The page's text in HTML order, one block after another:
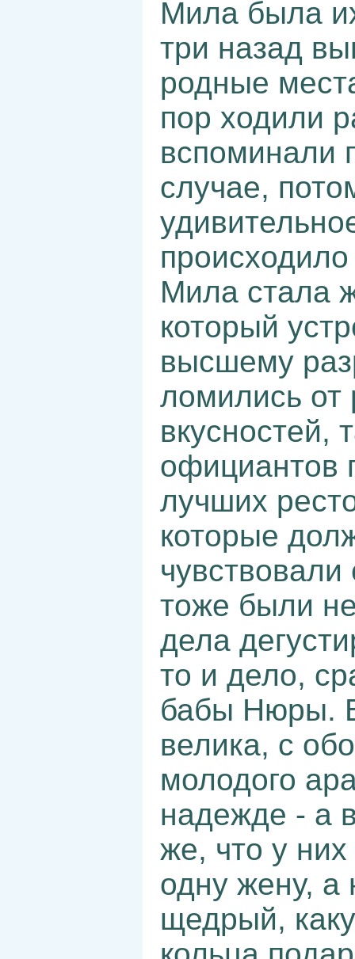
Мила была
три назад
родные
пор ходили
вспоминали
случае,
Мила стала
который
высшему
ломились от
вкусностей,
официантов
лучших
которые
тоже были
дела
то и дело,
бабы Нюры.
велика, с
молодого
надежде - а
же, что у
одну жену, а
щедрый,